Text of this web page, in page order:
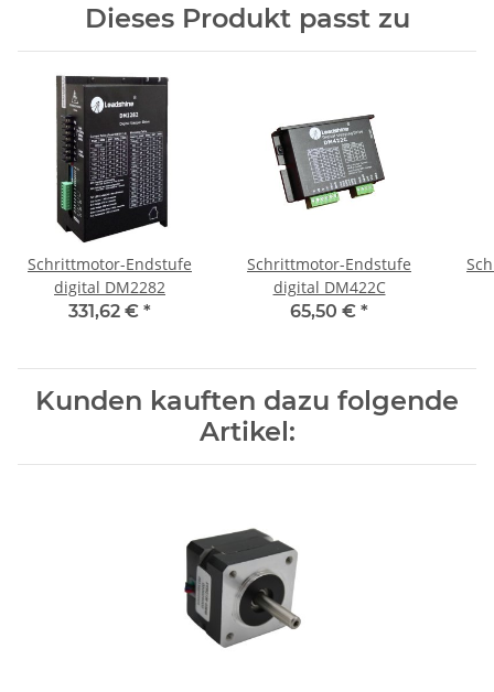
Dieses Produkt passt zu
Schrittmotor-Endstufe
digital DM2282
331,62 € *
Schrittmotor-Endstufe
digital DM422C
65,50 € *
Kunden kauften dazu folgende
Artikel: